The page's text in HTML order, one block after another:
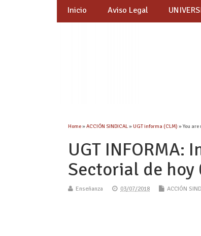
Inicio Aviso Legal
Home»ACCIÓN SINDICAL»UGT informa (CLM) » You
UGT INFORMA:
Sectorial de
Enseñanza 03/07/2018 ACCIÓN